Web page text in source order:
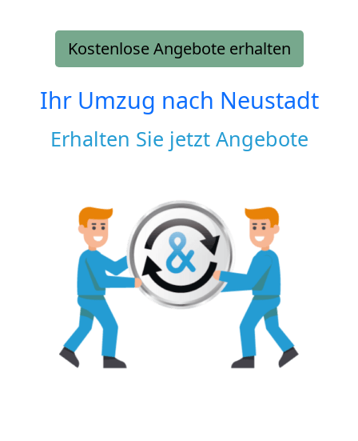
Kostenlose Angebote erhalten
Ihr Umzug nach Neustadt
Erhalten Sie jetzt Angebote